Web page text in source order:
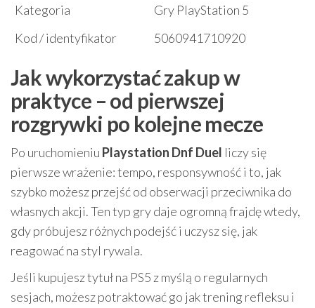
Kategoria
Gry PlayStation 5
Kod / identyfikator
5060941710920
Jak wykorzystać zakup w
praktyce – od pierwszej
rozgrywki po kolejne mecze
Po uruchomieniu Playstation Dnf Duel liczy się
pierwsze wrażenie: tempo, responsywność i to, jak
szybko możesz przejść od obserwacji przeciwnika do
własnych akcji. Ten typ gry daje ogromną frajdę wtedy,
gdy próbujesz różnych podejść i uczysz się, jak
reagować na styl rywala.
Jeśli kupujesz tytuł na PS5 z myślą o regularnych
sesjach, możesz potraktować go jak trening refleksu i